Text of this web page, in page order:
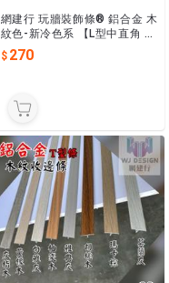
網建行 玩牆裝飾條® 鋁合金 木
紋色-新冷色系 【L型中直角 2
7X12mmX長240cm~每支27
0元】 現貨供應中
270